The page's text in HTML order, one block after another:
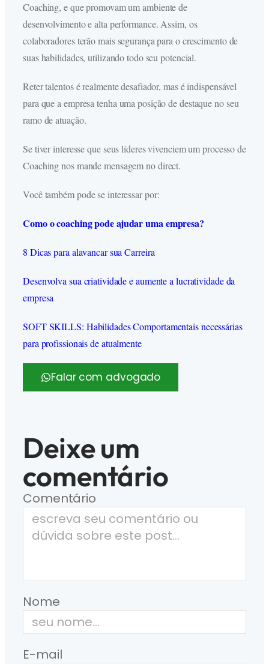
Coaching, e que promovam um ambiente de
desenvolvimento e alta performance. Assim, os
colaboradores terão mais segurança para o crescimento de
suas habilidades, utilizando todo seu potencial.
Reter talentos é realmente desafiador, mas é indispensável
para que a empresa tenha uma posição de destaque no seu
ramo de atuação.
Se tiver interesse que seus líderes vivenciem um processo de
Coaching nos mande mensagem no direct.
Você também pode se interessar por:
Como o coaching pode ajudar uma empresa?
8 Dicas para alavancar sua Carreira
Desenvolva sua criatividade e aumente a lucratividade da
empresa
SOFT SKILLS: Habilidades Comportamentais necessárias
para profissionais de atualmente
Falar com advogado
Deixe um
comentário
Comentário
Nome
E-mail